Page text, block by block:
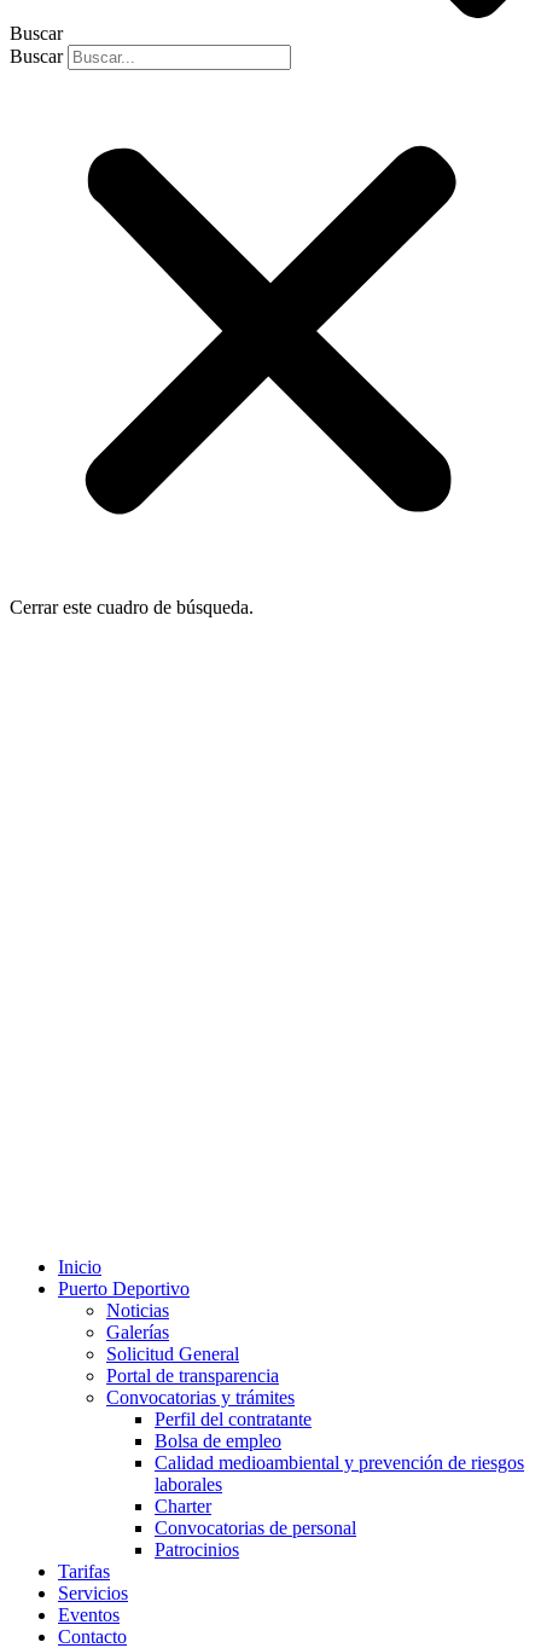
Buscar
Buscar
Cerrar este cuadro de búsqueda.
Inicio
Puerto Deportivo
Noticias
Galerías
Solicitud General
Portal de transparencia
Convocatorias y trámites
Perfil del contratante
Bolsa de empleo
Calidad medioambiental y prevención de riesgos
laborales
Charter
Convocatorias de personal
Patrocinios
Tarifas
Servicios
Eventos
Contacto